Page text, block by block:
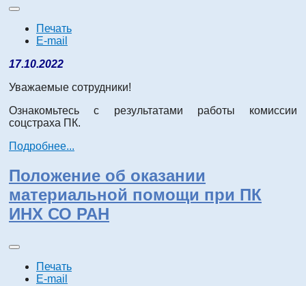
Печать
E-mail
17.10.2022
Уважаемые сотрудники!
Ознакомьтесь с результатами работы комиссии
соцстраха ПК.
Подробнее...
Положение об оказании
материальной помощи при ПК
ИНХ СО РАН
Печать
E-mail